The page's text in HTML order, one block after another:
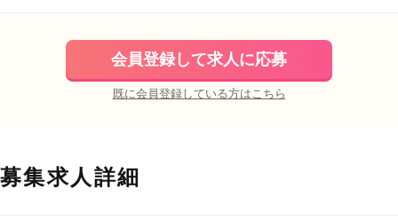
会員登録して求人に応募
既に会員登録している方はこちら
募集求人詳細